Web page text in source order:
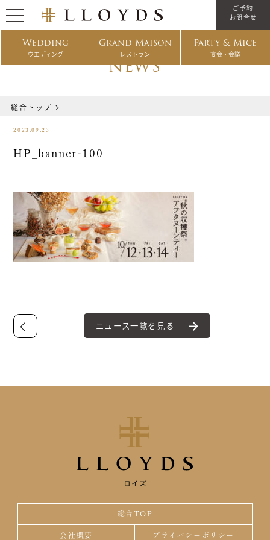
Wedding
ウエディング
Grand Maison
レストラン
Party & Mice
宴会・会議
ご予約
お問合せ
NEWS
総合トップ
2023.09.23
HP_banner-100
ニュース一覧を見る
ロイズ
総合TOP
会社概要 プライバシーポリシー